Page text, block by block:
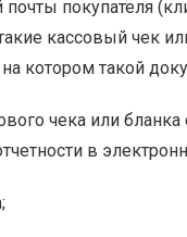
покупателя
кассовый чек
котором такой
чека или
в